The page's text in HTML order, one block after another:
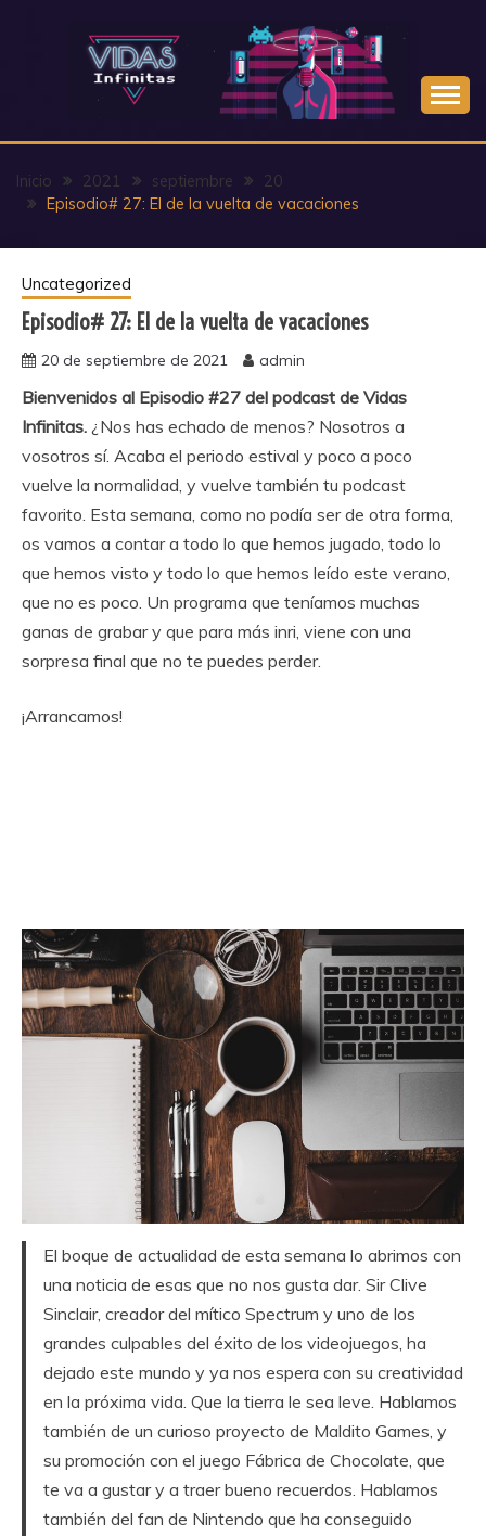
Inicio 2021 septiembre
20
Episodio# 27: El de la vuelta de vacaciones
Uncategorized
Episodio# 27: El de la vuelta de vacaciones
20 de septiembre de 2021 admin
Bienvenidos al Episodio #27 del podcast de Vidas
Infinitas. ¿Nos has echado de menos? Nosotros a
vosotros sí. Acaba el periodo estival y poco a poco
vuelve la normalidad, y vuelve también tu podcast
favorito. Esta semana, como no podía ser de otra forma,
os vamos a contar a todo lo que hemos jugado, todo lo
que hemos visto y todo lo que hemos leído este verano,
que no es poco. Un programa que teníamos muchas
ganas de grabar y que para más inri, viene con una
sorpresa final que no te puedes perder.
¡Arrancamos!
El boque de actualidad de esta semana lo abrimos con
una noticia de esas que no nos gusta dar. Sir Clive
Sinclair, creador del mítico Spectrum y uno de los
grandes culpables del éxito de los videojuegos, ha
dejado este mundo y ya nos espera con su creatividad
en la próxima vida. Que la tierra le sea leve. Hablamos
también de un curioso proyecto de Maldito Games, y
su promoción con el juego Fábrica de Chocolate, que
te va a gustar y a traer bueno recuerdos. Hablamos
también del fan de Nintendo que ha conseguido